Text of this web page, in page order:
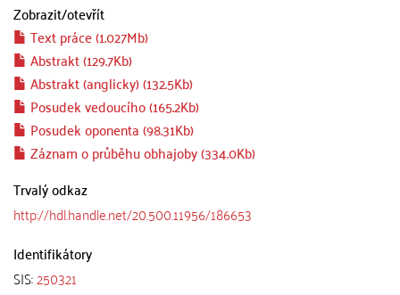
Zobrazit/otevřít
Text práce (1.027Mb)
Abstrakt (129.7Kb)
Abstrakt (anglicky) (132.5Kb)
Posudek vedoucího (165.2Kb)
Posudek oponenta (98.31Kb)
Záznam o průběhu obhajoby (334.0Kb)
Trvalý odkaz
http://hdl.handle.net/20.500.11956/186653
Identifikátory
SIS:250321